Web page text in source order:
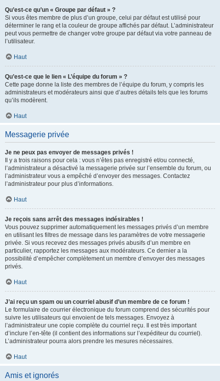
Qu’est-ce qu’un « Groupe par défaut » ?
Si vous êtes membre de plus d’un groupe, celui par défaut est utilisé pour
déterminer le rang et la couleur de groupe affichés par défaut. L’administrateur
peut vous permettre de changer votre groupe par défaut via votre panneau de
l’utilisateur.
Haut
Qu’est-ce que le lien « L’équipe du forum » ?
Cette page donne la liste des membres de l’équipe du forum, y compris les
administrateurs et modérateurs ainsi que d’autres détails tels que les forums
qu’ils modèrent.
Haut
Messagerie privée
Je ne peux pas envoyer de messages privés !
Il y a trois raisons pour cela : vous n’êtes pas enregistré et/ou connecté,
l’administrateur a désactivé la messagerie privée sur l’ensemble du forum, ou
l’administrateur vous a empêché d’envoyer des messages. Contactez
l’administrateur pour plus d’informations.
Haut
Je reçois sans arrêt des messages indésirables !
Vous pouvez supprimer automatiquement les messages privés d’un membre
en utilisant les filtres de message dans les paramètres de votre messagerie
privée. Si vous recevez des messages privés abusifs d’un membre en
particulier, rapportez les messages aux modérateurs. Ce dernier a la
possibilité d’empêcher complètement un membre d’envoyer des messages
privés.
Haut
J’ai reçu un spam ou un courriel abusif d’un membre de ce forum !
Le formulaire de courrier électronique du forum comprend des sécurités pour
suivre les utilisateurs qui envoient de tels messages. Envoyez à
l’administrateur une copie complète du courriel reçu. Il est très important
d’inclure l’en-tête (il contient des informations sur l’expéditeur du courriel).
L’administrateur pourra alors prendre les mesures nécessaires.
Haut
Amis et ignorés